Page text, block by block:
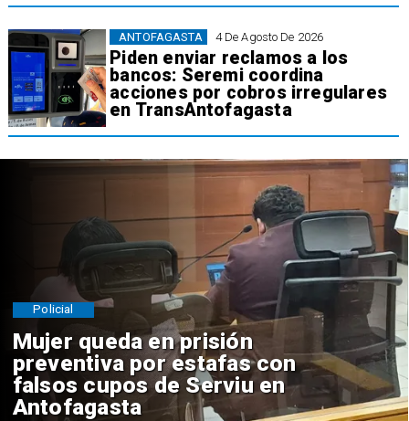
4 De Agosto De 2026
Piden enviar reclamos a los
bancos: Seremi coordina
acciones por cobros irregulares
en TransAntofagasta
ANTOFAGASTA
Mujer queda en prisión
preventiva por estafas con
falsos cupos de Serviu en
Antofagasta
Policial